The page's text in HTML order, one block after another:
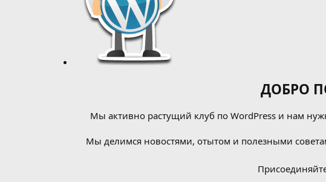
ДОБРО
Мы активно растущий клуб по WordPress и нам
Мы делимся новостями, отытом и полезными